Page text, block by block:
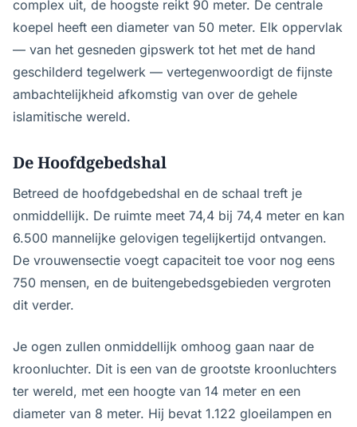
complex uit, de hoogste reikt 90 meter. De centrale
koepel heeft een diameter van 50 meter. Elk oppervlak
— van het gesneden gipswerk tot het met de hand
geschilderd tegelwerk — vertegenwoordigt de fijnste
ambachtelijkheid afkomstig van over de gehele
islamitische wereld.
De Hoofdgebedshal
Betreed de hoofdgebedshal en de schaal treft je
onmiddellijk. De ruimte meet 74,4 bij 74,4 meter en kan
6.500 mannelijke gelovigen tegelijkertijd ontvangen.
De vrouwensectie voegt capaciteit toe voor nog eens
750 mensen, en de buitengebedsgebieden vergroten
dit verder.
Je ogen zullen onmiddellijk omhoog gaan naar de
kroonluchter. Dit is een van de grootste kroonluchters
ter wereld, met een hoogte van 14 meter en een
diameter van 8 meter. Hij bevat 1.122 gloeilampen en